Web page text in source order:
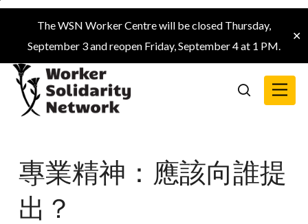
Skip
main
content
The WSN Worker Centre will be closed Thursday,
September 3 and reopen Friday, September 4 at 1 PM.
✕
search
Menu
專業精神：應該向誰提
出？